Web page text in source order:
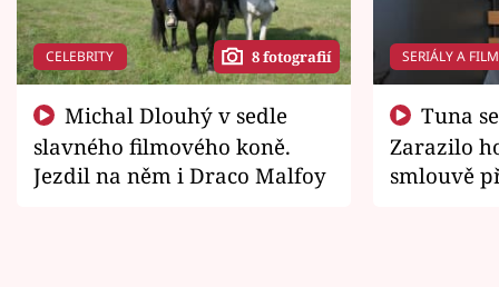
CELEBRITY 8 fotografií
slavného filmového koně.
Jezdil na něm i Draco Malfoy
SERIÁLY A
Zarazilo
smlouvě